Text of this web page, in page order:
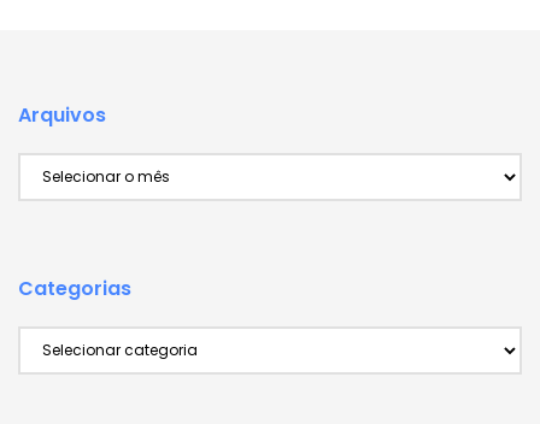
Arquivos
Categorias